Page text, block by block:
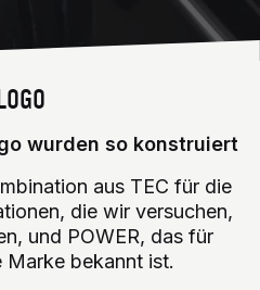
wurden so konstruiert
aus TEC für die
die wir versuchen,
und POWER, das für
bekannt ist.